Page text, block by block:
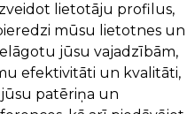
lietotāju profilus,
mūsu lietotnes un
jūsu vajadzībām,
efektivitāti un kvalitāti,
patēriņa un